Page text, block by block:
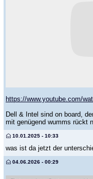
https://www.youtube.com/
Dell & Intel sind on board,
mit genügend wumms rückt
10.01.2025 - 10:33
was ist da jetzt der
04.06.2026 - 00:29